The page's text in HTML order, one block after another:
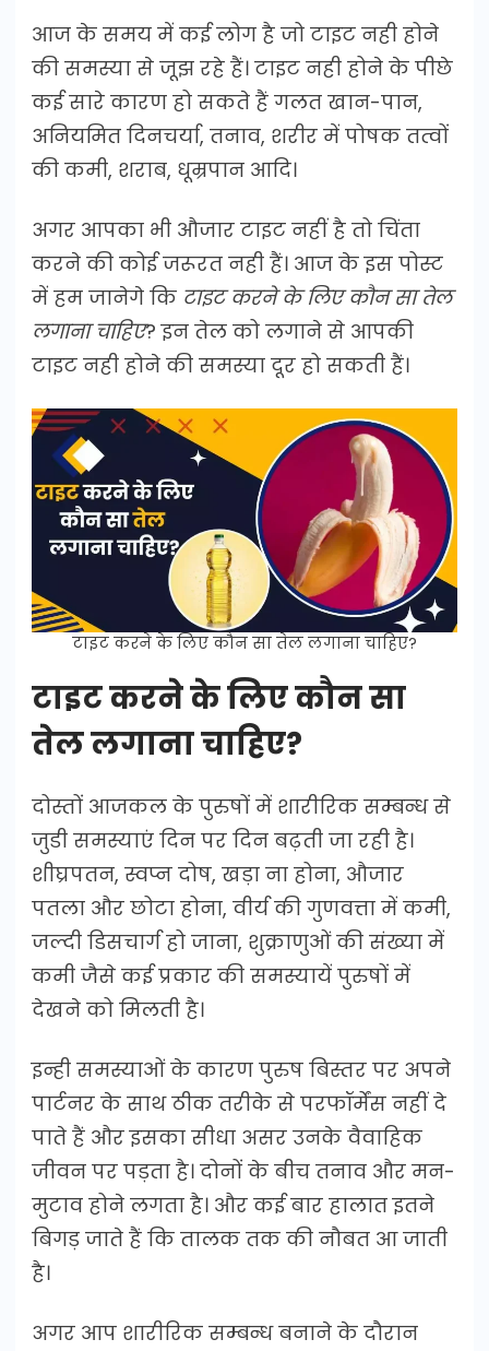
आज के समय में कई लोग है जो टाइट नही होने
की समस्या से जूझ रहे हैं। टाइट नही होने के पीछे
कई सारे कारण हो सकते हैं गलत खान-पान,
अनियमित दिनचर्या, तनाव, शरीर में पोषक तत्वों
की कमी, शराब, धूम्रपान आदि।
अगर आपका भी औजार टाइट नहीं है तो चिंता
करने की कोई जरूरत नही हैं। आज के इस पोस्ट
में हम जानेगे कि टाइट करने के लिए कौन सा तेल
लगाना चाहिए? इन तेल को लगाने से आपकी
टाइट नही होने की समस्या दूर हो सकती हैं।
टाइट करने के लिए कौन सा तेल लगाना चाहिए?
टाइट करने के लिए कौन सा
तेल लगाना चाहिए?
दोस्तों आजकल के पुरुषों में शारीरिक सम्बन्ध से
जुडी समस्याएं दिन पर दिन बढ़ती जा रही है।
शीघ्रपतन, स्वप्न दोष, खड़ा ना होना, औजार
पतला और छोटा होना, वीर्य की गुणवत्ता में कमी,
जल्दी डिसचार्ग हो जाना, शुक्राणुओं की संख्या में
कमी जैसे कई प्रकार की समस्यायें पुरुषों में
देखने को मिलती है।
इन्ही समस्याओं के कारण पुरुष बिस्तर पर अपने
पार्टनर के साथ ठीक तरीके से परफॉर्मेंस नहीं दे
पाते हैं और इसका सीधा असर उनके वैवाहिक
जीवन पर पड़ता है। दोनों के बीच तनाव और मन-
मुटाव होने लगता है। और कई बार हालात इतने
बिगड़ जाते हैं कि तालक तक की नौबत आ जाती
है।
अगर आप शारीरिक सम्बन्ध बनाने के दौरान